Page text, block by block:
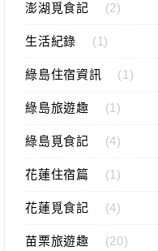
澎湖覓食記 (2)
生活紀錄 (1)
綠島住宿資訊 (1)
綠島旅遊趣 (1)
綠島覓食記 (4)
花蓮住宿篇 (1)
花蓮覓食記 (4)
苗栗旅遊趣 (20)